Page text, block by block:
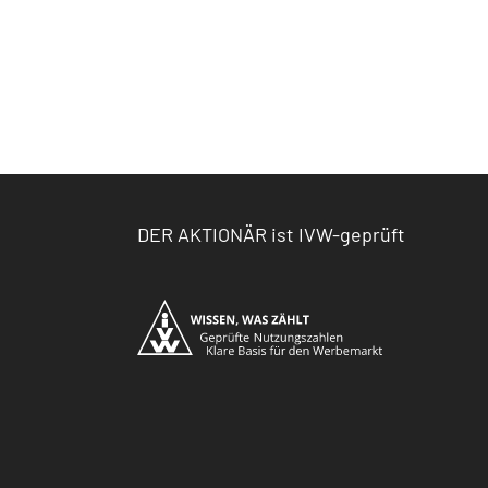
DER AKTIONÄR ist IVW-geprüft